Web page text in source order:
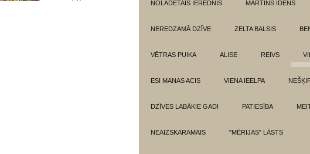
NOLĀDĒTAIS IERĒDNIS MĀRTINS ĪDENS
NEREDZAMĀ DZĪVE ZELTA BALSIS
VĒTRAS PUIKA ALISE REIVS
ESI MANAS ACIS VIENA IEELPA
DZĪVES LABĀKIE GADI PATIESĪBA
NEAIZSKARAMAIS "MĒRIJAS" LĀSTS